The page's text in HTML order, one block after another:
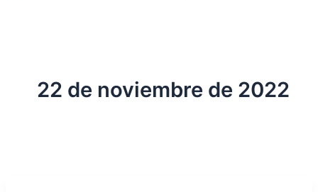
22 de noviembre de 2022